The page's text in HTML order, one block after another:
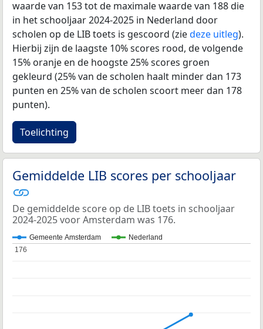
waarde van 153 tot de maximale waarde van 188 die
in het schooljaar 2024-2025 in Nederland door
scholen op de LIB toets is gescoord (ziedeze uitleg).
Hierbij zijn de laagste 10% scores rood, de volgende
15% oranje en de hoogste 25% scores groen
gekleurd (25% van de scholen haalt minder dan 173
punten en 25% van de scholen scoort meer dan 178
punten).
Toelichting
Gemiddelde LIB scores per schooljaar
De gemiddelde score op de LIB toets in schooljaar
2024-2025 voor Amsterdam was 176.
Gemeente Amsterdam Nederland
176
176